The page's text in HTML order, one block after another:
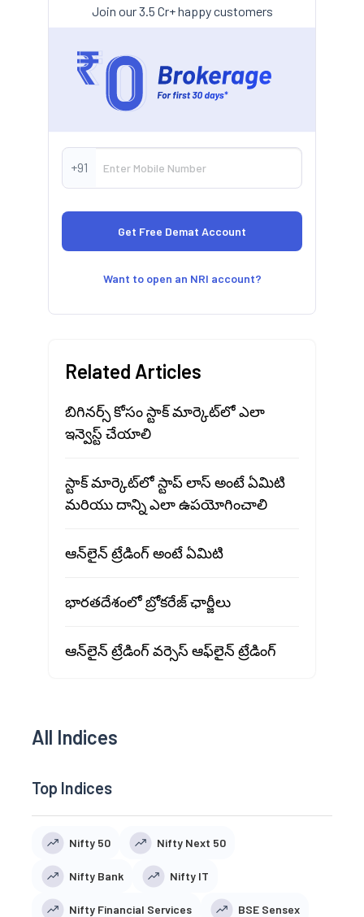
Join our 3.5 Cr+ happy customers
+91
Want to open an NRI account?
Related Articles
బిగినర్స్ కోసం స్టాక్ మార్కెట్‍లో ఎలా
ఇన్వెస్ట్ చేయాలి
స్టాక్ మార్కెట్‍లో స్టాప్ లాస్ అంటే ఏమిటి
మరియు దాన్ని ఎలా ఉపయోగించాలి
ఆన్‌లైన్ ట్రేడింగ్ అంటే ఏమిటి
భారతదేశంలో బ్రోకరేజ్ ఛార్జీలు
ఆన్‌లైన్ ట్రేడింగ్ వర్సెస్ ఆఫ్‌లైన్ ట్రేడింగ్
All Indices
Top Indices
Nifty 50 Nifty Next 50
Nifty Bank Nifty IT
Nifty Financial Services BSE Sensex